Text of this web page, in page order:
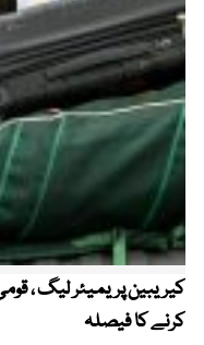
کرنے کا فیصلہ